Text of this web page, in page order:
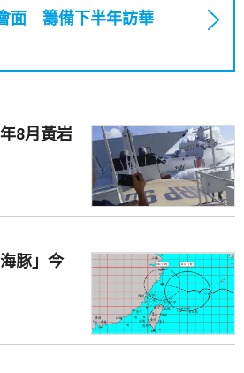
面 籌備下半年訪華
8月黃岩
豚」今